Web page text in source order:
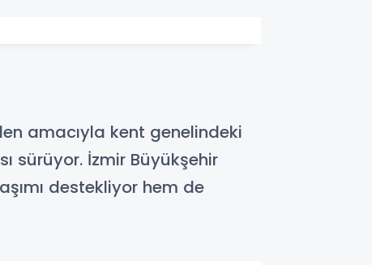
amacıyla kent genelindeki
sürüyor. İzmir Büyükşehir
destekliyor hem de